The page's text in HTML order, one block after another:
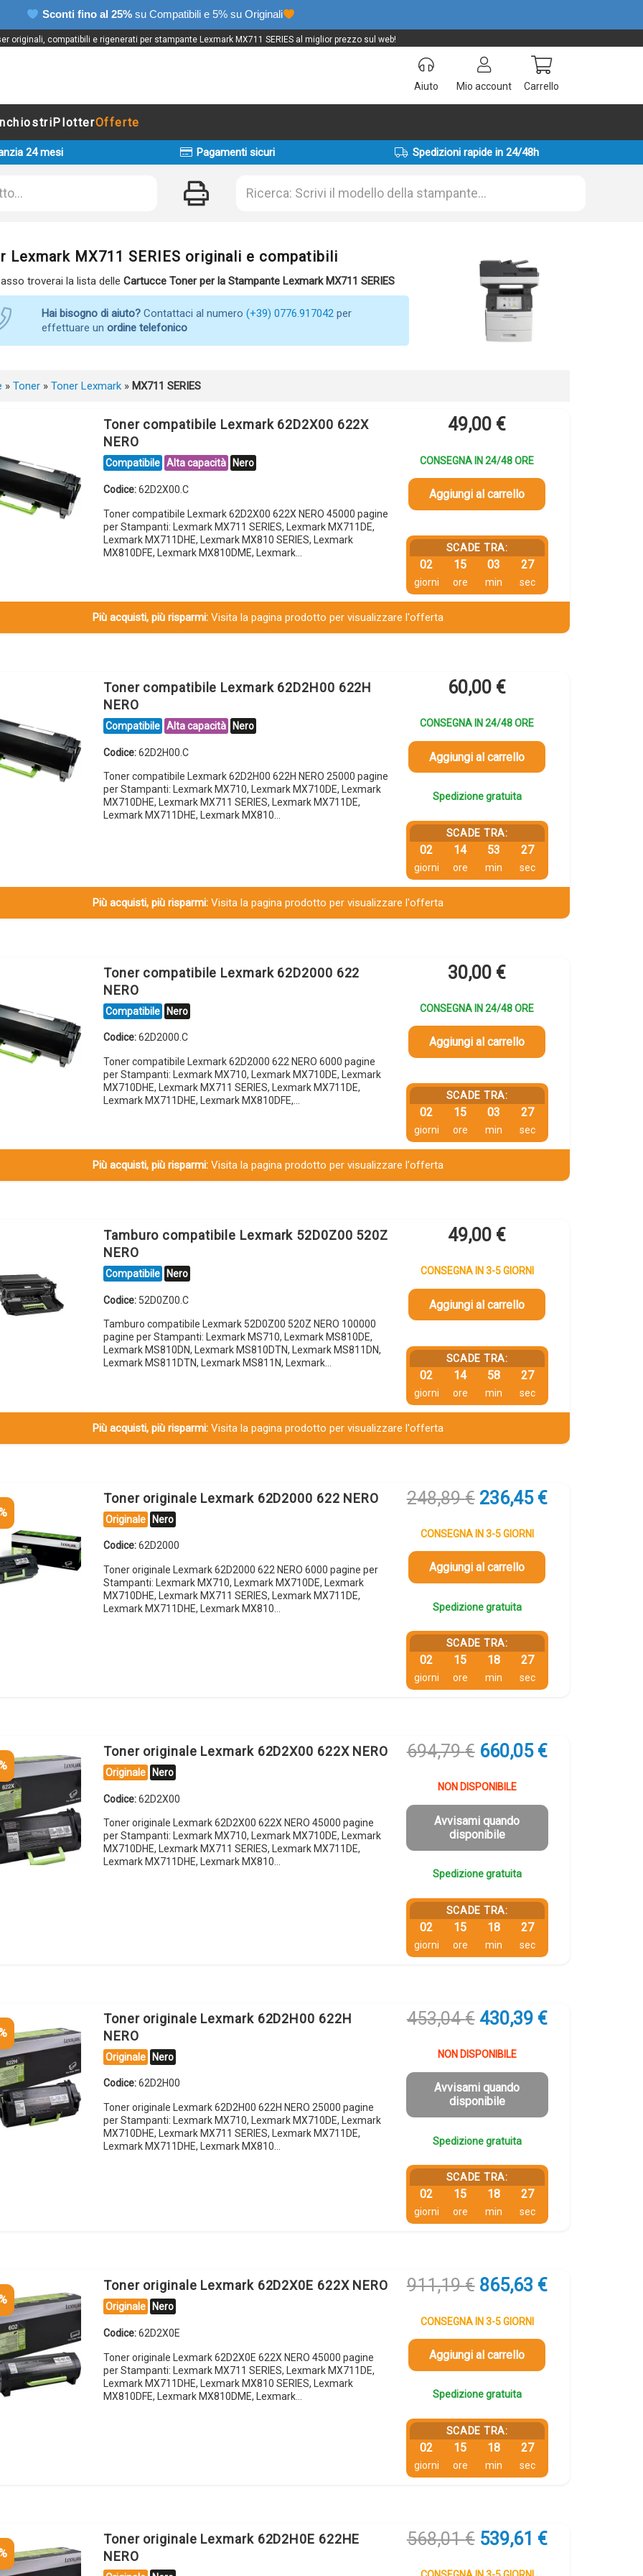
Sconti fino al 25% su Compatibili e 5% su Originali
originali, compatibili e rigenerati per stampante Lexmark MX711 SERIES al miglior prezzo sul web!
Aiuto Mio account Carrello
PlotterOfferte
24 mesi Pagamenti sicuri Spedizioni rapide in 24/48h
Lexmark MX711 SERIES originali e compatibili
troverai la lista delle Cartucce Toner per la Stampante Lexmark MX711 SERIES
Hai bisogno di aiuto?Contattaci al numero (+39) 0776.917042per
effettuare un ordine telefonico
» Toner» Toner Lexmark» MX711 SERIES
Toner compatibile Lexmark 62D2X00 622X
NERO
Compatibile Alta capacità Nero
Codice:62D2X00.C
Toner compatibile Lexmark 62D2X00 622X NERO 45000 pagine
per Stampanti: Lexmark MX711 SERIES, Lexmark MX711DE,
Lexmark MX711DHE, Lexmark MX810 SERIES, Lexmark
MX810DFE, Lexmark MX810DME, Lexmark…
49,00 €
CONSEGNA IN 24/48 ORE
Aggiungi al carrello
SCADE TRA:
02
giorni
15
ore
03
min
26
sec
Più acquisti, più risparmi:Visita la pagina prodotto per visualizzare l'offerta
Toner compatibile Lexmark 62D2H00 622H
NERO
Compatibile Alta capacità Nero
Codice:62D2H00.C
Toner compatibile Lexmark 62D2H00 622H NERO 25000 pagine
per Stampanti: Lexmark MX710, Lexmark MX710DE, Lexmark
MX710DHE, Lexmark MX711 SERIES, Lexmark MX711DE,
Lexmark MX711DHE, Lexmark MX810…
60,00 €
CONSEGNA IN 24/48 ORE
Aggiungi al carrello
Spedizione gratuita
SCADE TRA:
02
giorni
14
ore
53
min
26
sec
Più acquisti, più risparmi:Visita la pagina prodotto per visualizzare l'offerta
Toner compatibile Lexmark 62D2000 622
NERO
Compatibile Nero
Codice:62D2000.C
Toner compatibile Lexmark 62D2000 622 NERO 6000 pagine
per Stampanti: Lexmark MX710, Lexmark MX710DE, Lexmark
MX710DHE, Lexmark MX711 SERIES, Lexmark MX711DE,
Lexmark MX711DHE, Lexmark MX810DFE,…
30,00 €
CONSEGNA IN 24/48 ORE
Aggiungi al carrello
SCADE TRA:
02
giorni
15
ore
03
min
26
sec
Più acquisti, più risparmi:Visita la pagina prodotto per visualizzare l'offerta
Tamburo compatibile Lexmark 52D0Z00 520Z
NERO
Compatibile Nero
Codice: 52D0Z00.C
Tamburo compatibile Lexmark 52D0Z00 520Z NERO 100000
pagine per Stampanti: Lexmark MS710, Lexmark MS810DE,
Lexmark MS810DN, Lexmark MS810DTN, Lexmark MS811DN,
Lexmark MS811DTN, Lexmark MS811N, Lexmark…
49,00 €
CONSEGNA IN 3-5 GIORNI
Aggiungi al carrello
SCADE TRA:
02
giorni
14
ore
58
min
26
sec
Più acquisti, più risparmi:Visita la pagina prodotto per visualizzare l'offerta
Toner originale Lexmark 62D2000 622 NERO
Originale Nero
Codice:62D2000
Toner originale Lexmark 62D2000 622 NERO 6000 pagine per
Stampanti: Lexmark MX710, Lexmark MX710DE, Lexmark
MX710DHE, Lexmark MX711 SERIES, Lexmark MX711DE,
Lexmark MX711DHE, Lexmark MX810…
248,89€ Il
prezzo
originale
era:
248,89 €.
236,45 €Il
CONSEGNA IN 3-5 GIORNI
Aggiungi al carrello
Spedizione gratuita
SCADE TRA:
02
giorni
15
ore
18
min
26
sec
Toner originale Lexmark 62D2X00 622X NERO
Originale Nero
Codice:62D2X00
Toner originale Lexmark 62D2X00 622X NERO 45000 pagine
per Stampanti: Lexmark MX710, Lexmark MX710DE, Lexmark
MX710DHE, Lexmark MX711 SERIES, Lexmark MX711DE,
Lexmark MX711DHE, Lexmark MX810…
694,79€ Il
originale
era:
694,79 €.
660,05 €Il
è:
NON DISPONIBILE
Avvisami quando
disponibile
Spedizione gratuita
SCADE TRA:
02
giorni
15
ore
18
min
26
sec
Toner originale Lexmark 62D2H00 622H
NERO
Originale Nero
Codice:62D2H00
Toner originale Lexmark 62D2H00 622H NERO 25000 pagine
per Stampanti: Lexmark MX710, Lexmark MX710DE, Lexmark
MX710DHE, Lexmark MX711 SERIES, Lexmark MX711DE,
Lexmark MX711DHE, Lexmark MX810…
453,04€ Il
originale
era:
453,04 €.
430,39 €Il
NON DISPONIBILE
Avvisami quando
disponibile
Spedizione gratuita
SCADE TRA:
02
giorni
15
ore
18
min
26
sec
Toner originale Lexmark 62D2X0E 622X NERO
Originale Nero
Codice:62D2X0E
Toner originale Lexmark 62D2X0E 622X NERO 45000 pagine
per Stampanti: Lexmark MX711 SERIES, Lexmark MX711DE,
Lexmark MX711DHE, Lexmark MX810 SERIES, Lexmark
MX810DFE, Lexmark MX810DME, Lexmark…
911,19€ Il
originale
era:
911,19 €.
865,63 €Il
CONSEGNA IN 3-5 GIORNI
Aggiungi al carrello
Spedizione gratuita
SCADE TRA:
02
giorni
15
ore
18
min
26
sec
Toner originale Lexmark 62D2H0E 622HE
NERO
568,01€ Il
539,61 €Il